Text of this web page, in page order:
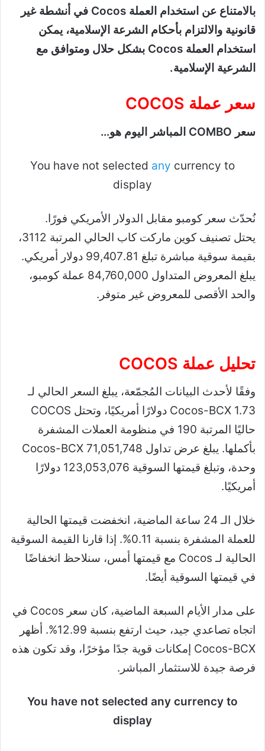
بالامتناع عن استخدام العملة Cocos في أنشطة غير
قانونية والالتزام بأحكام الشرعة الإسلامية، يمكن
استخدام العملة Cocos بشكل حلال ومتوافق مع
الشرعية الإسلامية.
سعر عملة COCOS
سعر COMBO المباشر اليوم هو…
You have not selected any currency to
display
نُحدّث سعر كومبو مقابل الدولار الأمريكي فورًا.
يحتل تصنيف كوين ماركت كاب الحالي المرتبة 3112،
بقيمة سوقية مباشرة تبلغ 99,407.81 دولار أمريكي.
يبلغ المعروض المتداول 84,760,000 عملة كومبو،
والحد الأقصى للمعروض غير متوفر.
تحليل عملة COCOS
وفقًا لأحدث البيانات المُجمّعة، يبلغ السعر الحالي لـ
Cocos-BCX 1.73 دولارًا أمريكيًا، وتحتل COCOS
حاليًا المرتبة 190 في منظومة العملات المشفرة
بأكملها. يبلغ عرض تداول Cocos-BCX 71,051,748
وحدة، وتبلغ قيمتها السوقية 123,053,076 دولارًا
أمريكيًا.
خلال الـ 24 ساعة الماضية، انخفضت قيمتها الحالية
للعملة المشفرة بنسبة 0.11%. إذا قارنا القيمة السوقية
الحالية لـ Cocos مع قيمتها أمس، سنلاحظ انخفاضًا
في قيمتها السوقية أيضًا.
على مدار الأيام السبعة الماضية، كان سعر Cocos في
اتجاه تصاعدي جيد، حيث ارتفع بنسبة 12.99%. أظهر
Cocos-BCX إمكانات قوية جدًا مؤخرًا، وقد تكون هذه
فرصة جيدة للاستثمار المباشر.
You have not selected any currency to
display